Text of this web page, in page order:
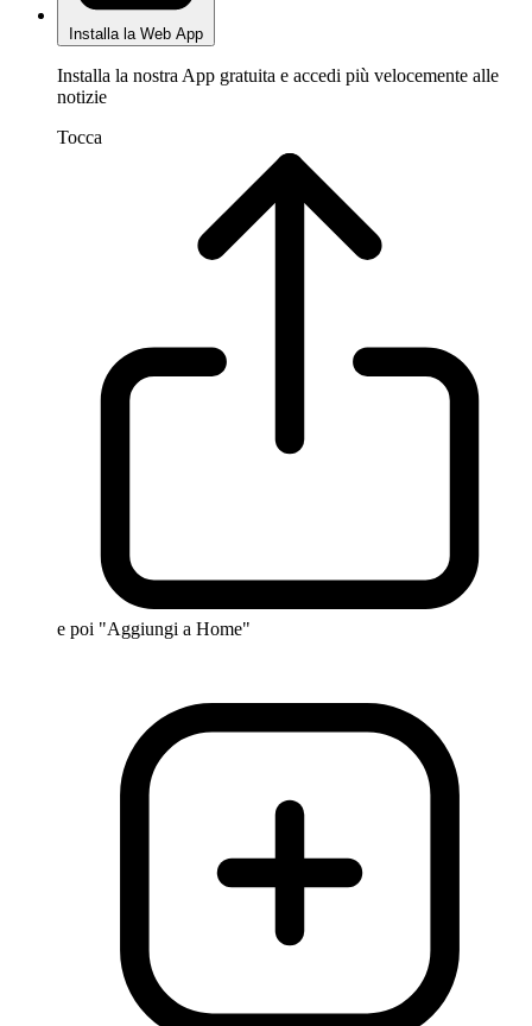
Installa la Web App
Installa la nostra App gratuita e accedi più velocemente alle
notizie
Tocca
e poi "Aggiungi a Home"